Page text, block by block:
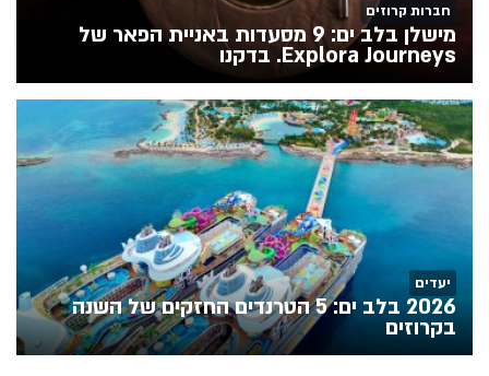
חברות קרוזים
מישלן בלב ים: 9 מסעדות באניית הפאר של
Explora Journeys. בדקנו
יעדים
2026 בלב ים: 5 הטרנדים החזקים של השנה
בקרוזים